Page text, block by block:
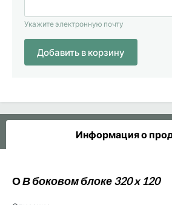
Укажите электронную почту
Добавить в корзину
Информация о
ОВ боковом блоке 320 x 120